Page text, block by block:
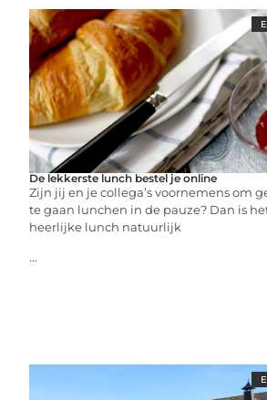
De lekkerste lunch bestel je online
Zijn jij en je collega’s voornemens om
te gaan lunchen in de pauze? Dan is
heerlijke lunch natuurlijk
...